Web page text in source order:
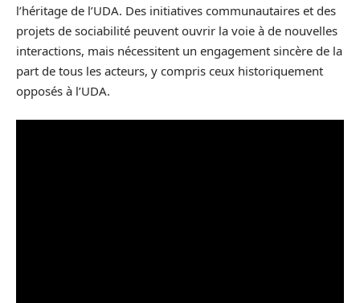
l’héritage de l’UDA. Des initiatives communautaires et des
projets de sociabilité peuvent ouvrir la voie à de nouvelles
interactions, mais nécessitent un engagement sincère de la
part de tous les acteurs, y compris ceux historiquement
opposés à l’UDA.